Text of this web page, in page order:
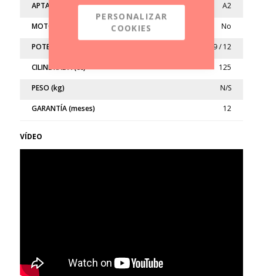
APTA A2
MOTO LIMITADA No
POTENCIA (kw/cv) 9 / 12
CILINDRADA (cc) 125
PESO (kg) N/S
GARANTÍA (meses) 12
VÍDEO
PERSONALIZAR
COOKIES